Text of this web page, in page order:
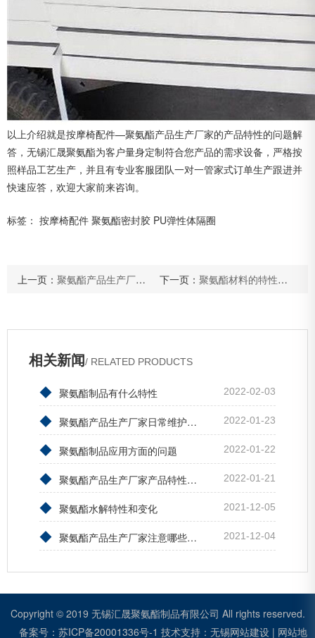
以上介绍就是按摩椅配件—聚氨酯产品生产厂家的产品特性的问题解
答，无锡汇晟聚氨酯为客户量身定制符合您产品的需求设备，严格按
照样品工艺生产，并且有专业客服团队一对一管家式订单生产跟进并
快速应答，欢迎大家前来咨询。
标签： 按摩椅配件 聚氨酯密封胶 PU弹性体隔圈
上一页： 聚氨酯产品生产厂家产品的特性概述 下一页：聚氨酯材料的特性你知道是什么吗
相关新闻/ RELATED PRODUCTS
◆ 聚氨酯制品有什么特性 2022-02-03
◆ 聚氨酯产品生产厂家日常维护保养 2022-01-23
◆ 聚氨酯制品应用方面的问题 2022-01-22
◆ 聚氨酯产品生产厂家产品特性有哪些 2022-01-21
◆ 聚氨酯水解特性和变化 2021-12-05
◆ 聚氨酯产品生产厂家注意哪些细节 2021-12-04
Copyright © 2019 无锡汇晟聚氨酯制品有限公司 All rights reserved.
备案号： 苏ICP备20001336号-1 技术支持： 无锡网站建设 | 网站地